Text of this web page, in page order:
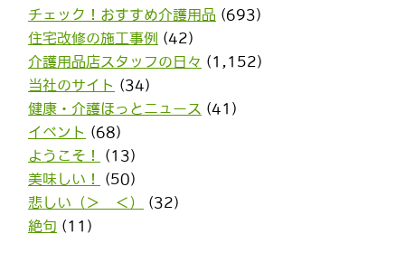
チェック！おすすめ介護用品 (693)
住宅改修の施工事例
(42)
介護用品店スタッフの日々 (1,152)
当社のサイト (34)
健康・介護ほっとニュース (41)
イベント (68)
ようこそ！
(13)
美味しい！
(50)
悲しい（＞＿＜）
(32)
絶句 (11)